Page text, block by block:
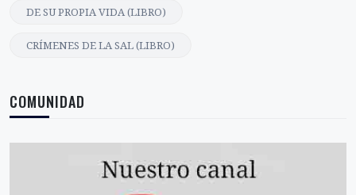
DE SU PROPIA VIDA (LIBRO)
CRÍMENES DE LA SAL (LIBRO)
COMUNIDAD